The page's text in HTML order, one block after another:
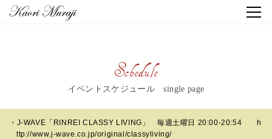
Schedule
イベントスケジュール single page
・J-WAVE「RINREI CLASSY LIVING」 毎週土曜日 20:00-20:54
h
ttp://www.j-wave.co.jp/original/classyliving/